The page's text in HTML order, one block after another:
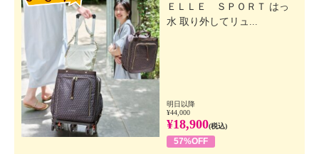
ＥＬＬＥ ＳＰＯＲＴ はっ
水 取り外してリュ...
明日以降
¥44,000
¥18,900(税込)
57%OFF